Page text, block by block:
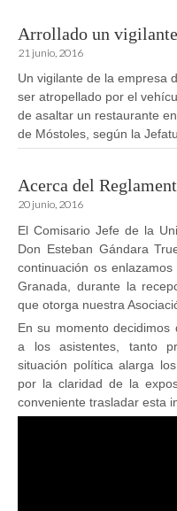
Arrollado un
21 junio, 2016
Un vigilante de la empresa
ser atropellado por el
de asaltar un restaurante
de Móstoles, según la
Acerca del
20 junio, 2016
El Comisario Jefe de la
Don Esteban Gándara
continuación os
Granada, durante la
que otorga nuestra
En su momento decidimos
a los asistentes, tanto
situación política alarga
por la claridad de la
conveniente trasladar esta